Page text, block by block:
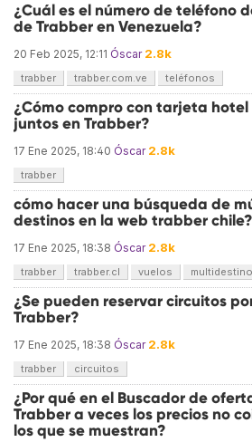
¿Cuál es el número de teléfono
de Trabber en Venezuela?
20 Feb 2025, 12:11 Óscar 2.8k
trabber trabber.com.ve teléfonos
¿Cómo compro con tarjeta hotel
juntos en Trabber?
17 Ene 2025, 18:40 Óscar 2.8k
trabber
cómo hacer una búsqueda de
destinos en la web trabber chile?
17 Ene 2025, 18:38 Óscar 2.8k
trabber trabber.cl vuelos
¿Se pueden reservar circuitos
Trabber?
17 Ene 2025, 18:38 Óscar 2.8k
trabber circuitos
¿Por qué en el Buscador de
Trabber a veces los precios no
los que se muestran?